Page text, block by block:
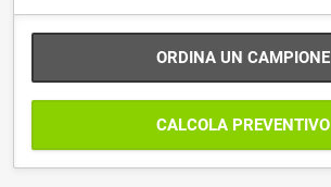
ORDINA UN CAMPIONE
CALCOLA PREVENTIVO